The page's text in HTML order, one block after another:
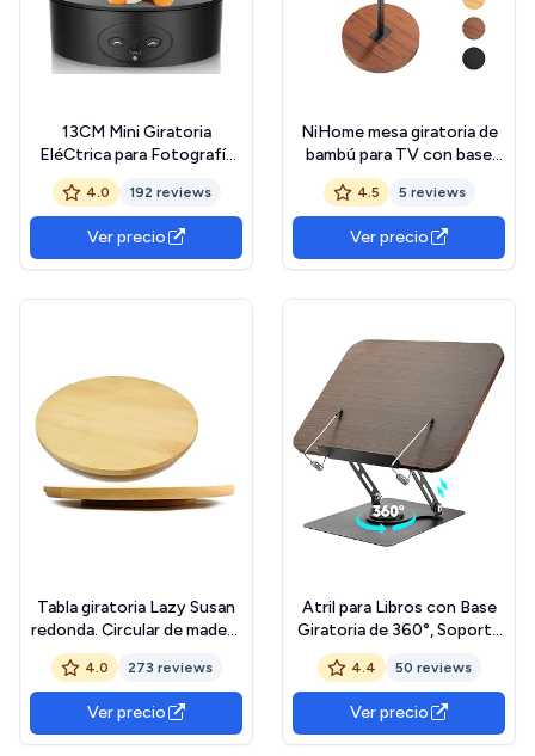
13CM Mini Giratoria
EléCtrica para Fotografía
Base Giratoria EléCtrica de
360 Grados Alimentado por
USB Plataforma Rotatoria
para Fotografía Mostrar
Producto Joyería
4.0 192 reviews
Ver precio
NiHome mesa giratoria de
bambú para TV con base
gruesa y estable, bandeja
de altura ajustable para
sofá, mesa auxiliar de 360°
rotación para bañera
4.5 5 reviews
Ver precio
Tabla giratoria Lazy Susan
redonda. Circular de madera
giratoria. Para servir pizza
de 25 cm.
4.0 273 reviews
Ver precio
Atril para Libros con Base
Giratoria de 360°, Soporte
Libros con Clips, Altura
Ajustable, Plegable,
Soporte Tablet Mesa,
IPads, Partituras, Libro,
Recetas
4.4 50 reviews
Ver precio